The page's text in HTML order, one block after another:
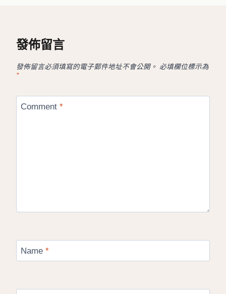
發佈留言
發佈留言必須填寫的電子郵件地址不會公開。 必填欄位標示為
*
Comment *
Name *